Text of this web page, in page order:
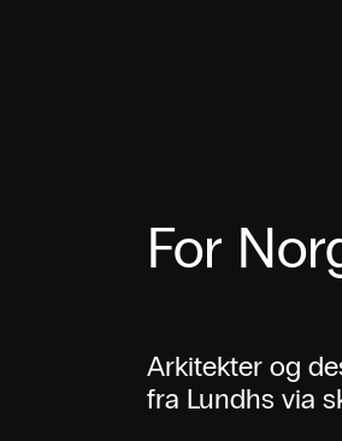
For
Arkitekter og
fra Lundhs via